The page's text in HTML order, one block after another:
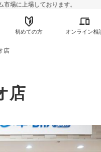
場に上場しております。
初めての方 オンライン相
店
店